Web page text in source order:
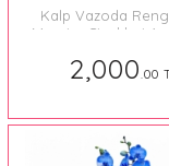
Kalp Vazoda
Mevsim Çiçekleri
2,000.00